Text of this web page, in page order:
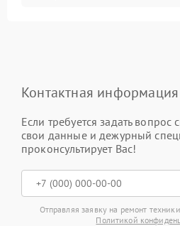
Контактная информация
Если требуется задать вопрос
свои данные и дежурный
проконсультирует Вас!
Отправляя заявку на ремонт
Политикой